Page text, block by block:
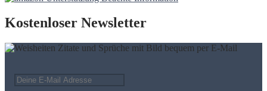
Kostenloser Newsletter